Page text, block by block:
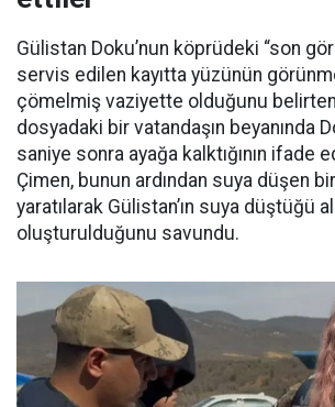
Gülistan Doku’nun köprüdeki “son
servis edilen kayıtta yüzünün
çömelmiş vaziyette olduğunu
dosyadaki bir vatandaşın beyanında
saniye sonra ayağa kalktığının ifade
Çimen, bunun ardından suya düşen
yaratılarak Gülistan’ın suya düştüğü
oluşturulduğunu savundu.